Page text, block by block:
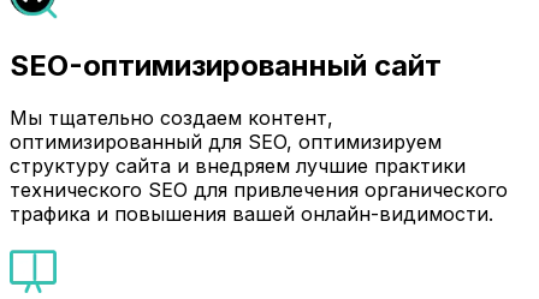
SEO-оптимизированный сайт
Мы тщательно создаем контент,
оптимизированный для SEO, оптимизируем
структуру сайта и внедряем лучшие практики
технического SEO для привлечения органического
трафика и повышения вашей онлайн-видимости.